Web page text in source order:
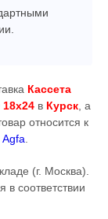
Кассета
18x24в Курск, а
относится к
Agfa
(г. Москва).
в соответствии